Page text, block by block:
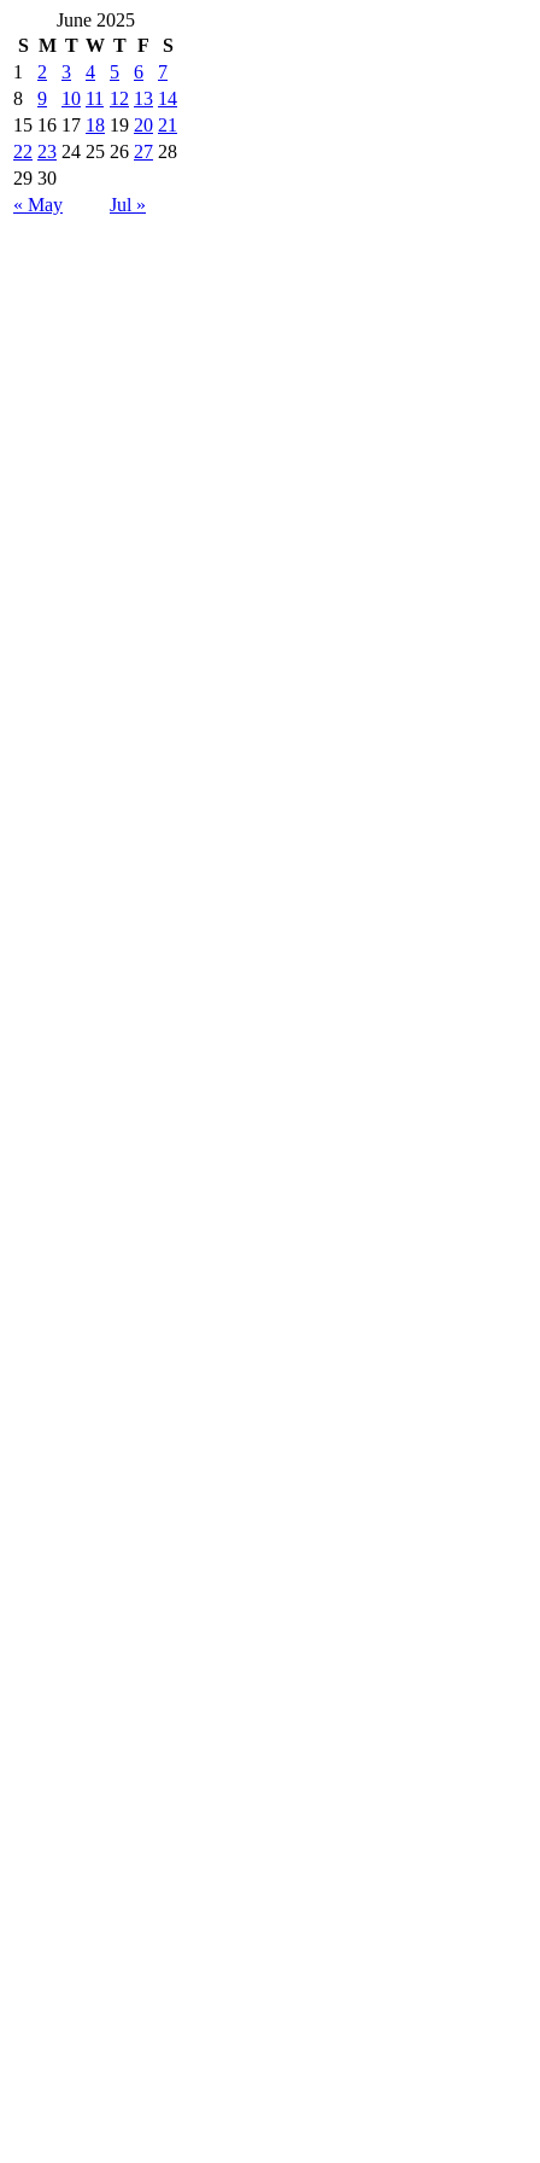
June 2025
S M T W T F S
« May Jul »
1 2 3 4 5 6
7
8
9 10 11 12 13 14
15 16 17 18 19 20 21
22 23 24 25 26 27 28
29 30